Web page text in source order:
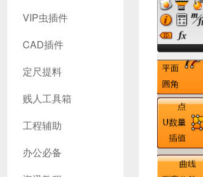
具 犀牛GH
汉化 套料
VIP虫插件
CAD插件
定尺提料
贱人工具箱
工程辅助
办公必备